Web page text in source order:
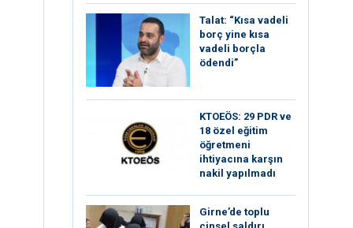
Talat: “Kısa vadeli
borç yine kısa
vadeli borçla
ödendi”
KTOEÖS: 29 PDR ve
18 özel eğitim
öğretmeni
ihtiyacına karşın
nakil yapılmadı
Girne’de toplu